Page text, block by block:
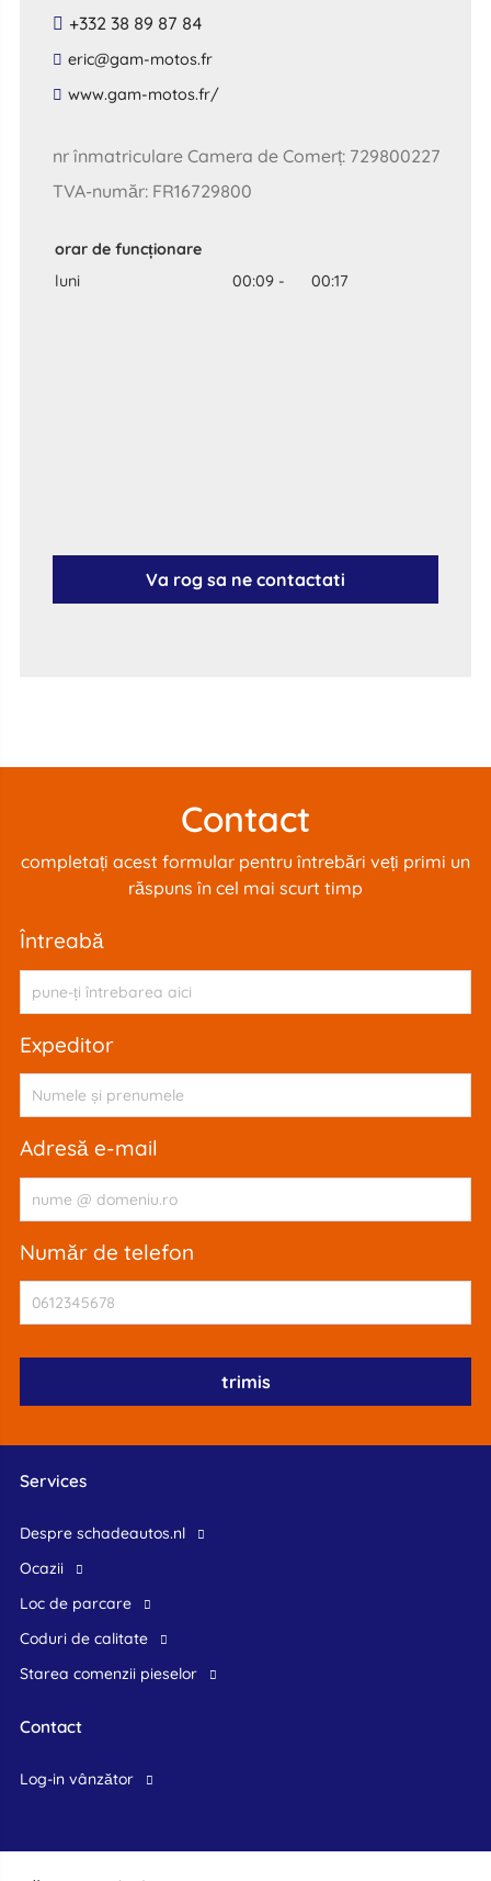
+332 38 89 87 84
​eric​@​gam​-​motos​.​fr​
​www​.​gam​-​motos​.​fr​/
nr înmatriculare Camera de Comerț: 729800227
TVA-număr: FR16729800
orar de funcționare
luni
00:09 - 00:17
Va rog sa ne contactati
Contact
completați acest formular pentru întrebări veți primi un
răspuns în cel mai scurt timp
întreabă
expeditor
adresă e-mail
număr de telefon
Services
Despre schadeautos.nl
Ocazii
Loc de parcare
Coduri de calitate
Starea comenzii pieselor
Contact
log-in vânzător